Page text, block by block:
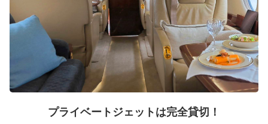
プライベートジェットは完全貸切！